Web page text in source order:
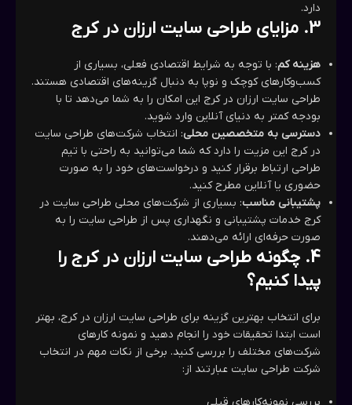
دارد.
3. مزایای طراحی سایت ارزان در کرج
هزینه کم: با توجه به شرایط اقتصادی فعلی، بسیاری از
کسب‌وکارهای کوچک و نوپا به دنبال گزینه‌های اقتصادی هستند.
طراحی سایت ارزان در کرج این امکان را به شما می‌دهد تا با
بودجه کمتر به دنیای آنلاین وارد شوید.
دسترسی به متخصصین محلی: انتخاب شرکت‌های طراحی سایت
در کرج این مزیت را دارد که شما می‌توانید به راحتی با تیم
طراحی ارتباط برقرار کنید و درخواست‌های خود را به صورت
حضوری یا آنلاین مطرح کنید.
پشتیبانی مناسب: بسیاری از شرکت‌های محلی طراحی سایت در
کرج خدمات پشتیبانی و نگهداری پس از طراحی سایت را به
صورت حرفه‌ای ارائه می‌دهند.
4. چگونه طراحی سایت ارزان در کرج را
پیدا کنیم؟
برای انتخاب بهترین گزینه برای طراحی سایت ارزان در کرج، بهتر
است ابتدا تحقیقات خود را انجام دهید و نمونه کارهای
شرکت‌های مختلف را بررسی کنید. برخی از نکات مهم در انتخاب
شرکت طراحی سایت عبارتند از: